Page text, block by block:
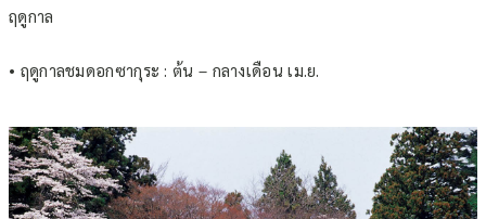
ฤดูกาล
• ฤดูกาลชมดอกซากุระ : ต้น – กลางเดือน เม.ย.